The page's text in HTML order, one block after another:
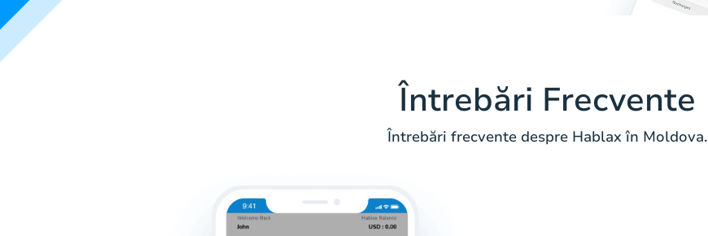
Întrebări Frecvente
Întrebări frecvente despre Hablax în Moldova.